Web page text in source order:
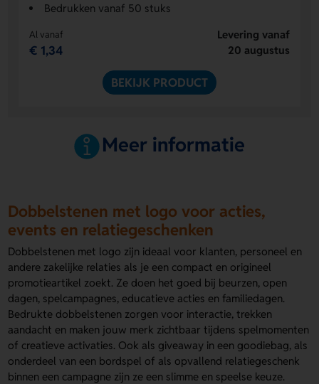
Bedrukken vanaf 50 stuks
Al vanaf
€ 1,34
Levering vanaf
20 augustus
BEKIJK PRODUCT
Meer informatie
Dobbelstenen met logo voor acties,
events en relatiegeschenken
Dobbelstenen met logo zijn ideaal voor klanten, personeel en
andere zakelijke relaties als je een compact en origineel
promotieartikel zoekt. Ze doen het goed bij beurzen, open
dagen, spelcampagnes, educatieve acties en familiedagen.
Bedrukte dobbelstenen zorgen voor interactie, trekken
aandacht en maken jouw merk zichtbaar tijdens spelmomenten
of creatieve activaties. Ook als giveaway in een goodiebag, als
onderdeel van een bordspel of als opvallend relatiegeschenk
binnen een campagne zijn ze een slimme en speelse keuze.